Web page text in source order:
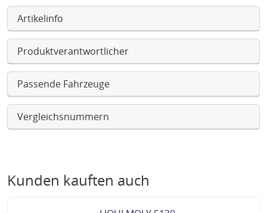
Artikelinfo
Produktverantwortlicher
Passende Fahrzeuge
Vergleichsnummern
Kunden kauften auch